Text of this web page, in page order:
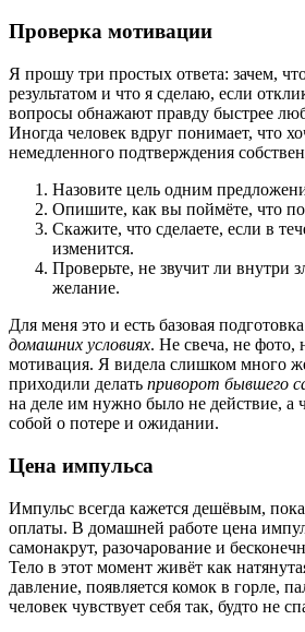
Проверка мотивации
Я прошу три простых ответа: зачем,
результатом и что я сделаю, если
вопросы обнажают правду быстрее
Иногда человек вдруг понимает, что
немедленного подтверждения
Назовите цель одним
Опишите, как вы поймёте, что
Скажите, что сделаете, если в
изменится.
Проверьте, не звучит ли внутри
желание.
Для меня это и есть базовая
домашних условиях. Не свеча, не фото,
мотивация. Я видела слишком много
приходили делать приворот бывшего
на деле им нужно было не действие, а
собой о потере и ожидании.
Цена импульса
Импульс всегда кажется дешёвым,
оплаты. В домашней работе цена
самонакрут, разочарование и
Тело в этот момент живёт как
давление, появляется комок в горле,
человек чувствует себя так, будто не